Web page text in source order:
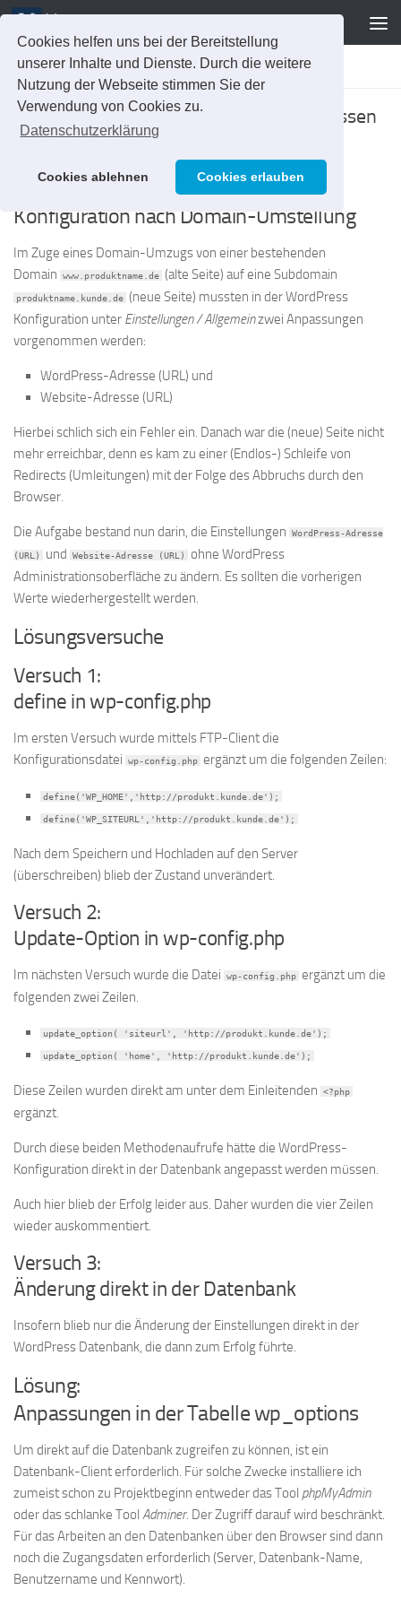
Cookies helfen uns bei der Bereitstellung
unserer Inhalte und Dienste. Durch die weitere
Nutzung der Webseite stimmen Sie der
Verwendung von Cookies zu.
Datenschutzerklärung
Cookies ablehnen Cookies erlauben
FEHLERBEHEBUNG / WORDPRESS
WordPress URL in der Datenbank anpassen
Problem: Fehlerhafte WordPress-
Konfiguration nach Domain-Umstellung
Im Zuge eines Domain-Umzugs von einer bestehenden
Domain www.produktname.de (alte Seite) auf eine Subdomain
produktname.kunde.de (neue Seite) mussten in der WordPress
Konfiguration unter Einstellungen / Allgemeinzwei Anpassungen
vorgenommen werden:
WordPress-Adresse (URL) und
Website-Adresse (URL)
Hierbei schlich sich ein Fehler ein. Danach war die (neue) Seite nicht
mehr erreichbar, denn es kam zu einer (Endlos-) Schleife von
Redirects (Umleitungen) mit der Folge des Abbruchs durch den
Browser.
Die Aufgabe bestand nun darin, die Einstellungen WordPress-Adresse
(URL) und Website-Adresse (URL)
ohne WordPress
Administrationsoberfläche zu ändern. Es sollten die vorherigen
Werte wiederhergestellt werden.
Lösungsversuche
Versuch 1:
define in wp-config.php
Im ersten Versuch wurde mittels FTP-Client die
Konfigurationsdatei wp-config.php ergänzt um die folgenden Zeilen:
define('WP_HOME','http://produkt.kunde.de');
define('WP_SITEURL','http://produkt.kunde.de');
Nach dem Speichern und Hochladen auf den Server
(überschreiben) blieb der Zustand unverändert.
Versuch 2:
Update-Option in wp-config.php
Im nächsten Versuch wurde die Datei wp-config.php ergänzt um die
folgenden zwei Zeilen.
update_option( 'siteurl', 'http://produkt.kunde.de');
update_option( 'home', 'http://produkt.kunde.de');
Diese Zeilen wurden direkt am unter dem Einleitenden <?php
ergänzt.
Durch diese beiden Methodenaufrufe hätte die WordPress-
Konfiguration direkt in der Datenbank angepasst werden müssen.
Auch hier blieb der Erfolg leider aus. Daher wurden die vier Zeilen
wieder auskommentiert.
Versuch 3:
Änderung direkt in der Datenbank
Insofern blieb nur die Änderung der Einstellungen direkt in der
WordPress Datenbank, die dann zum Erfolg führte.
Lösung:
Anpassungen in der Tabelle wp_options
Um direkt auf die Datenbank zugreifen zu können, ist ein
Datenbank-Client erforderlich. Für solche Zwecke installiere ich
zumeist schon zu Projektbeginn entweder das Tool phpMyAdmin
oder das schlanke Tool Adminer. Der Zugriff darauf wird beschränkt.
Für das Arbeiten an den Datenbanken über den Browser sind dann
noch die Zugangsdaten erforderlich (Server, Datenbank-Name,
Benutzername und Kennwort).